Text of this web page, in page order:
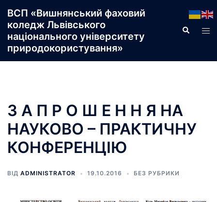
до
вмісту
ВСП «Вишнянський фаховий
коледж Львівського
національного університету
природокористування»
Пошук
З А П Р О Ш Е Н Н Я НА
НАУКОВО – ПРАКТИЧНУ
КОНФЕРЕНЦІЮ
ВІД ADMINISTRATOR 19.10.2016 БЕЗ РУБРИКИ